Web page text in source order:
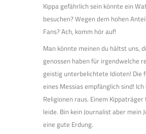
Kippa gefährlich sein könnte ein
besuchen? Wegen dem hohen
Fans? Ach, komm hör auf!
Man könnte meinen du hältst uns,
genossen haben für irgendwelche
geistig unterbelichtete Idioten! Die
eines Messias empfänglich sind!
Religionen raus. Einem
leide. Bin kein Journalist aber mein
eine gute Erdung.